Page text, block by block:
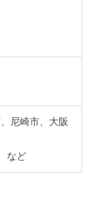
尼崎市、大阪
など